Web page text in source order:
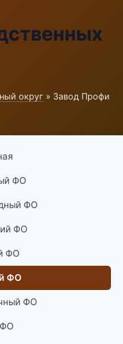
округ » Завод Профи
ФО
ФО
ФО
ФО
ФО
ФО